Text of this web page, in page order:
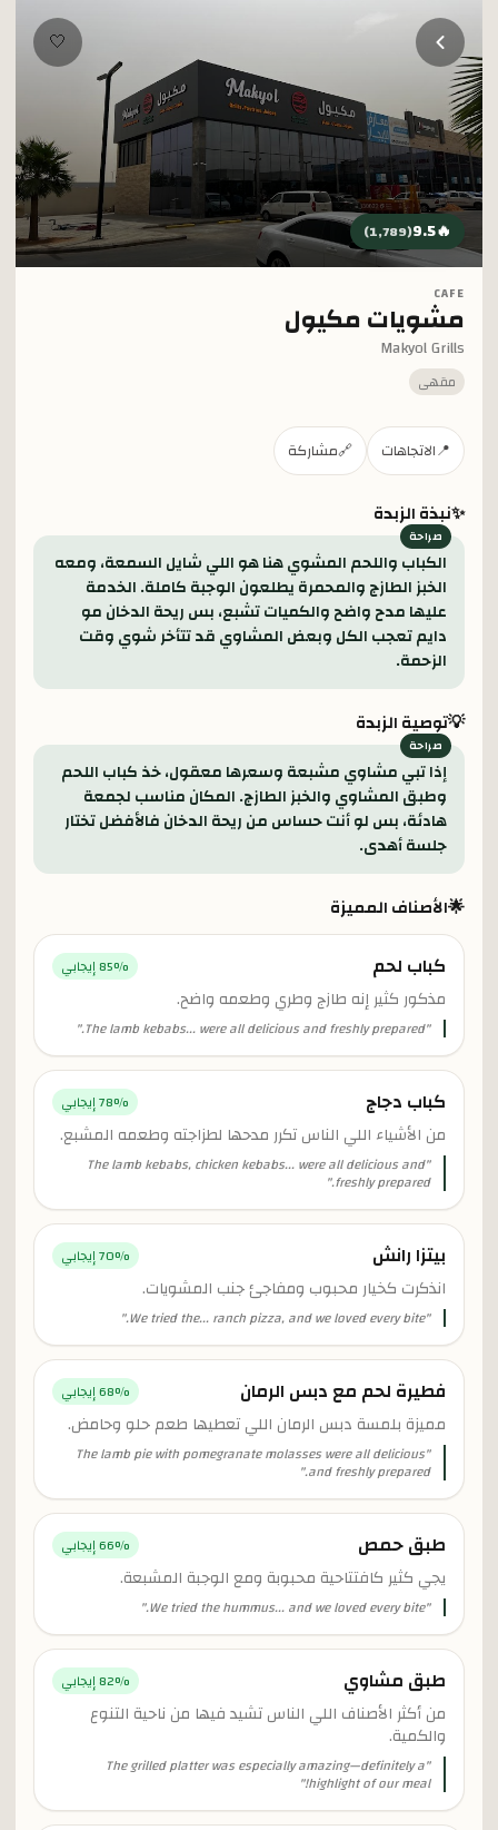
تخطي إلى المحتوى الرئيسي
🤍
🔥
9.5
(
1,789
)
CAFE
مشويات مكيول
Makyol Grills
مقهى
📍الاتجاهات 🔗مشاركة
✨نبذة الزبدة
الكباب واللحم المشوي هنا هو اللي شايل السمعة، ومعه
الخبز الطازج والمحمرة يطلعون الوجبة كاملة. الخدمة
عليها مدح واضح والكميات تشبع، بس ريحة الدخان مو
دايم تعجب الكل وبعض المشاوي قد تتأخر شوي وقت
الزحمة.
💡توصية الزبدة
إذا تبي مشاوي مشبعة وسعرها معقول، خذ كباب اللحم
وطبق المشاوي والخبز الطازج. المكان مناسب لجمعة
هادئة، بس لو أنت حساس من ريحة الدخان فالأفضل تختار
جلسة أهدى.
🌟الأصناف المميزة
كباب لحم 85% إيجابي
مذكور كثير إنه طازج وطري وطعمه واضح.
"
The lamb kebabs... were all delicious and freshly prepared.
"
كباب دجاج 78% إيجابي
من الأشياء اللي الناس تكرر مدحها لطزاجته وطعمه المشبع.
"
The lamb kebabs, chicken kebabs... were all delicious and
freshly prepared.
"
بيتزا رانش 70% إيجابي
انذكرت كخيار محبوب ومفاجئ جنب المشويات.
"
We tried the... ranch pizza, and we loved every bite.
"
فطيرة لحم مع دبس الرمان 68% إيجابي
مميزة بلمسة دبس الرمان اللي تعطيها طعم حلو وحامض.
"
The lamb pie with pomegranate molasses were all delicious
and freshly prepared.
"
طبق حمص 66% إيجابي
يجي كثير كافتتاحية محبوبة ومع الوجبة المشبعة.
"
We tried the hummus... and we loved every bite.
"
طبق مشاوي 82% إيجابي
من أكثر الأصناف اللي الناس تشيد فيها من ناحية التنوع
والكمية.
"
The grilled platter was especially amazing—definitely a
highlight of our meal!
"